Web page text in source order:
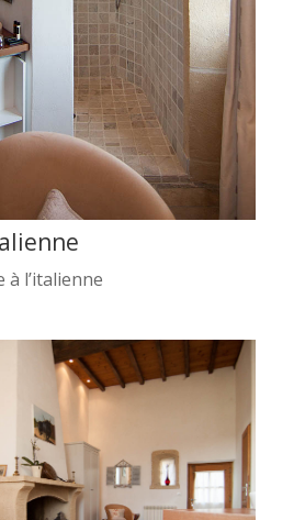
à l’italienne